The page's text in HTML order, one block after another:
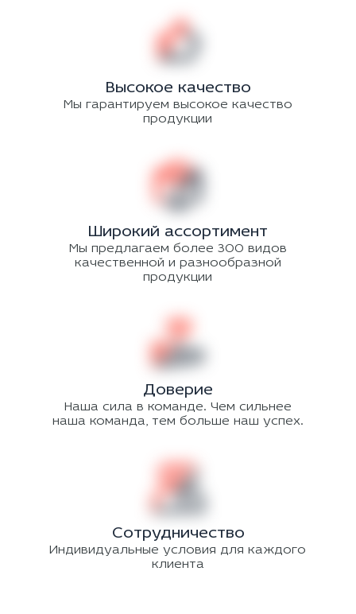
Высокое качество
Мы гарантируем высокое качество
продукции
Широкий ассортимент
Мы предлагаем более 300 видов
качественной и разнообразной
продукции
Доверие
Наша сила в команде. Чем сильнее
наша команда, тем больше наш успех.
Сотрудничество
Индивидуальные условия для каждого
клиента